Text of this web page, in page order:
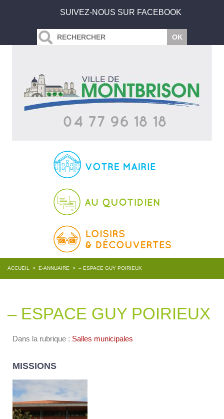
SUIVEZ-NOUS SUR FACEBOOK
ACCUEIL > E-ANNUAIRE > – ESPACE GUY POIRIEUX
– ESPACE GUY POIRIEUX
Dans la rubrique : Salles municipales
MISSIONS